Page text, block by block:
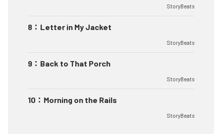
StoryBeats
8 ： Letter in My Jacket
StoryBeats
9 ： Back to That Porch
StoryBeats
10 ： Morning on the Rails
StoryBeats